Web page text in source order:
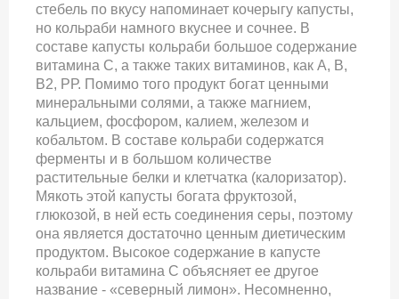
стебель по вкусу напоминает кочерыгу капусты,
но кольраби намного вкуснее и сочнее. В
составе капусты кольраби большое содержание
витамина С, а также таких витаминов, как А, В,
В2, РР. Помимо того продукт богат ценными
минеральными солями, а также магнием,
кальцием, фосфором, калием, железом и
кобальтом. В составе кольраби содержатся
ферменты и в большом количестве
растительные белки и клетчатка (калоризатор).
Мякоть этой капусты богата фруктозой,
глюкозой, в ней есть соединения серы, поэтому
она является достаточно ценным диетическим
продуктом. Высокое содержание в капусте
кольраби витамина С объясняет ее другое
название - «северный лимон». Несомненно,